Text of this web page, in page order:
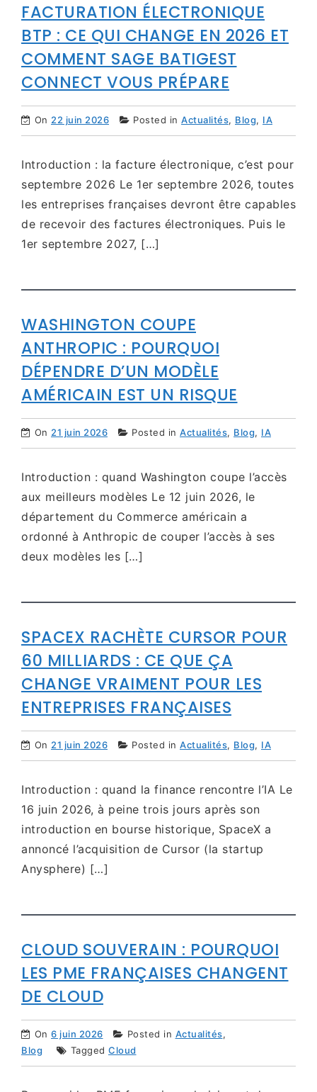
FACTURATION ÉLECTRONIQUE
BTP : CE QUI CHANGE EN 2026 ET
COMMENT SAGE BATIGEST
CONNECT VOUS PRÉPARE
On 22 juin 2026 Posted in Actualités, Blog, IA
Introduction : la facture électronique, c’est pour
septembre 2026 Le 1er septembre 2026, toutes
les entreprises françaises devront être capables
de recevoir des factures électroniques. Puis le
1er septembre 2027, […]
WASHINGTON COUPE
ANTHROPIC : POURQUOI
DÉPENDRE D’UN MODÈLE
AMÉRICAIN EST UN RISQUE
On 21 juin 2026 Posted in Actualités, Blog, IA
Introduction : quand Washington coupe l’accès
aux meilleurs modèles Le 12 juin 2026, le
département du Commerce américain a
ordonné à Anthropic de couper l’accès à ses
deux modèles les […]
SPACEX RACHÈTE CURSOR POUR
60 MILLIARDS : CE QUE ÇA
CHANGE VRAIMENT POUR LES
ENTREPRISES FRANÇAISES
On 21 juin 2026 Posted in Actualités, Blog, IA
Introduction : quand la finance rencontre l’IA Le
16 juin 2026, à peine trois jours après son
introduction en bourse historique, SpaceX a
annoncé l’acquisition de Cursor (la startup
Anysphere) […]
CLOUD SOUVERAIN : POURQUOI
LES PME FRANÇAISES CHANGENT
DE CLOUD
On 6 juin 2026 Posted in Actualités,
Blog
Tagged Cloud